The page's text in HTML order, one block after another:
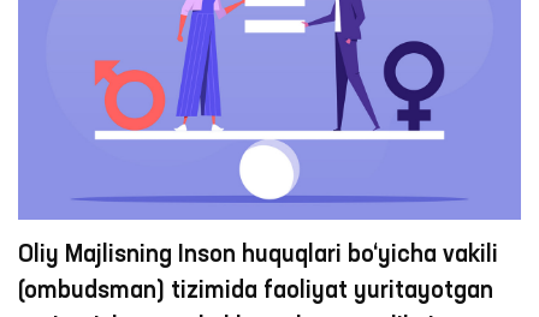
Oliy Majlisning Inson huquqlari bo‘yicha vakili
(ombudsman) tizimida faoliyat yuritayotgan